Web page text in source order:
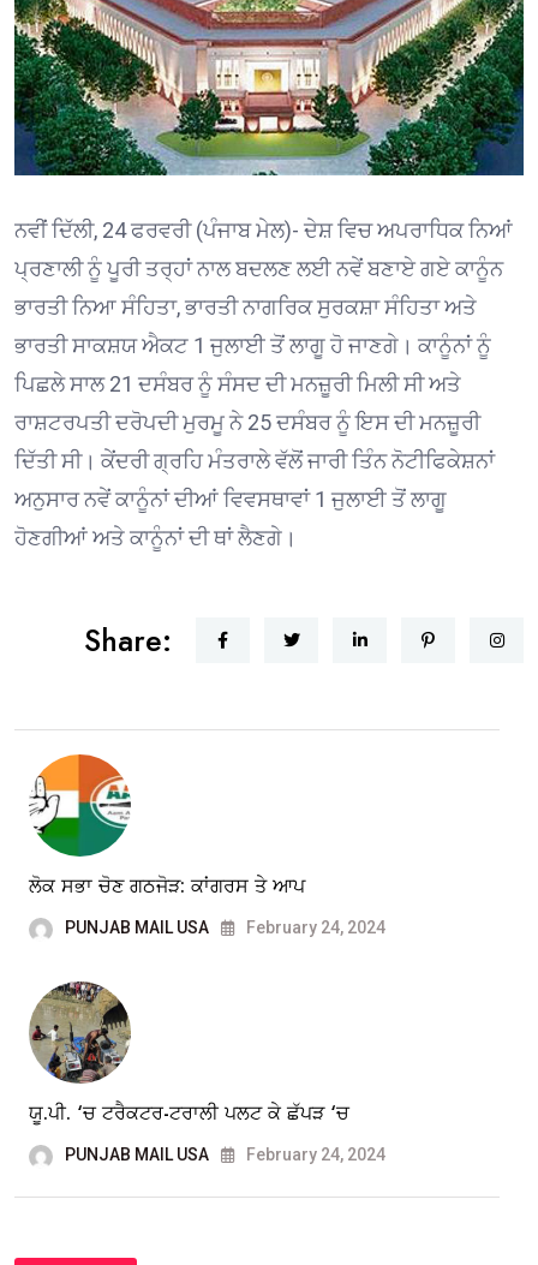
ਨਵੀਂ ਦਿੱਲੀ, 24 ਫਰਵਰੀ (ਪੰਜਾਬ ਮੇਲ)- ਦੇਸ਼ ਵਿਚ ਅਪਰਾਧਿਕ ਨਿਆਂ
ਪ੍ਰਣਾਲੀ ਨੂੰ ਪੂਰੀ ਤਰ੍ਹਾਂ ਨਾਲ ਬਦਲਣ ਲਈ ਨਵੇਂ ਬਣਾਏ ਗਏ ਕਾਨੂੰਨ
ਭਾਰਤੀ ਨਿਆ ਸੰਹਿਤਾ, ਭਾਰਤੀ ਨਾਗਰਿਕ ਸੁਰਕਸ਼ਾ ਸੰਹਿਤਾ ਅਤੇ
ਭਾਰਤੀ ਸਾਕਸ਼ਯ ਐਕਟ 1 ਜੁਲਾਈ ਤੋਂ ਲਾਗੂ ਹੋ ਜਾਣਗੇ। ਕਾਨੂੰਨਾਂ ਨੂੰ
ਪਿਛਲੇ ਸਾਲ 21 ਦਸੰਬਰ ਨੂੰ ਸੰਸਦ ਦੀ ਮਨਜ਼ੂਰੀ ਮਿਲੀ ਸੀ ਅਤੇ
ਰਾਸ਼ਟਰਪਤੀ ਦਰੋਪਦੀ ਮੁਰਮੂ ਨੇ 25 ਦਸੰਬਰ ਨੂੰ ਇਸ ਦੀ ਮਨਜ਼ੂਰੀ
ਦਿੱਤੀ ਸੀ। ਕੇਂਦਰੀ ਗ੍ਰਹਿ ਮੰਤਰਾਲੇ ਵੱਲੋਂ ਜਾਰੀ ਤਿੰਨ ਨੋਟੀਫਿਕੇਸ਼ਨਾਂ
ਅਨੁਸਾਰ ਨਵੇਂ ਕਾਨੂੰਨਾਂ ਦੀਆਂ ਵਿਵਸਥਾਵਾਂ 1 ਜੁਲਾਈ ਤੋਂ ਲਾਗੂ
ਹੋਣਗੀਆਂ ਅਤੇ ਕਾਨੂੰਨਾਂ ਦੀ ਥਾਂ ਲੈਣਗੇ।
Share:
ਲੋਕ ਸਭਾ ਚੋਣ ਗਠਜੋੜ: ਕਾਂਗਰਸ ਤੇ ਆਪ
PUNJAB MAIL USA February 24, 2024
ਯੂ.ਪੀ. ‘ਚ ਟਰੈਕਟਰ-ਟਰਾਲੀ ਪਲਟ ਕੇ ਛੱਪੜ ‘ਚ
PUNJAB MAIL USA February 24, 2024